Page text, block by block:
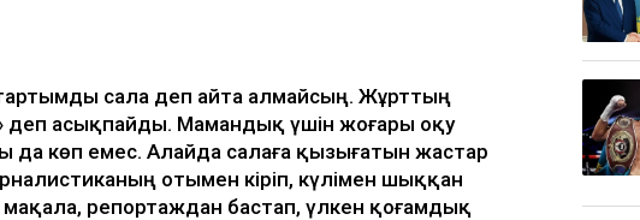
сала деп айта алмайсың. Жұрттың
деп асықпайды. Мамандық үшін жоғары оқу
да көп емес. Алайда салаға қызығатын жастар
отымен кіріп, күлімен шыққан
репортаждан бастап, үлкен қоғамдық